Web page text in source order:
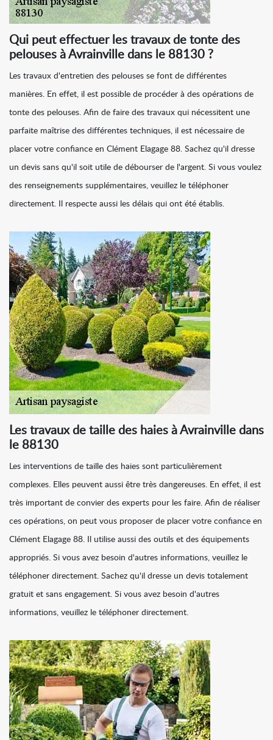
Qui peut effectuer les travaux de tonte des
pelouses à Avrainville dans le 88130 ?
Les travaux d'entretien des pelouses se font de différentes
manières. En effet, il est possible de procéder à des opérations de
tonte des pelouses. Afin de faire des travaux qui nécessitent une
parfaite maîtrise des différentes techniques, il est nécessaire de
placer votre confiance en Clément Elagage 88. Sachez qu'il dresse
un devis sans qu'il soit utile de débourser de l'argent. Si vous voulez
des renseignements supplémentaires, veuillez le téléphoner
directement. Il respecte aussi les délais qui ont été établis.
Les travaux de taille des haies à Avrainville dans
le 88130
Les interventions de taille des haies sont particulièrement
complexes. Elles peuvent aussi être très dangereuses. En effet, il est
très important de convier des experts pour les faire. Afin de réaliser
ces opérations, on peut vous proposer de placer votre confiance en
Clément Elagage 88. Il utilise aussi des outils et des équipements
appropriés. Si vous avez besoin d'autres informations, veuillez le
téléphoner directement. Sachez qu'il dresse un devis totalement
gratuit et sans engagement. Si vous avez besoin d'autres
informations, veuillez le téléphoner directement.